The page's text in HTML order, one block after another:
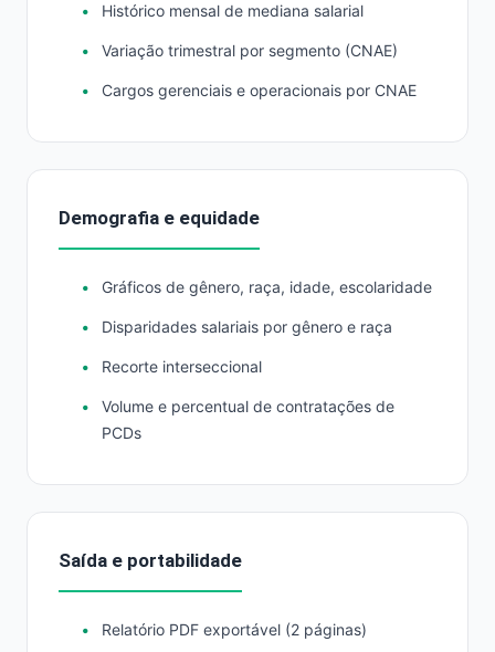
Histórico mensal de mediana salarial
Variação trimestral por segmento (CNAE)
Cargos gerenciais e operacionais por CNAE
Demografia e equidade
Gráficos de gênero, raça, idade, escolaridade
Disparidades salariais por gênero e raça
Recorte interseccional
Volume e percentual de contratações de
PCDs
Saída e portabilidade
Relatório PDF exportável (2 páginas)